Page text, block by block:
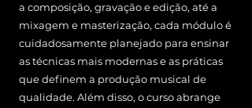
a composição, gravação e edição, até a
mixagem e masterização, cada módulo é
cuidadosamente planejado para ensinar
as técnicas mais modernas e as práticas
que definem a produção musical de
qualidade. Além disso, o curso abrange